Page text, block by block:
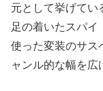
元として挙げてい
足の着いたスパイ
使った変装のサス
ャンル的な幅を広